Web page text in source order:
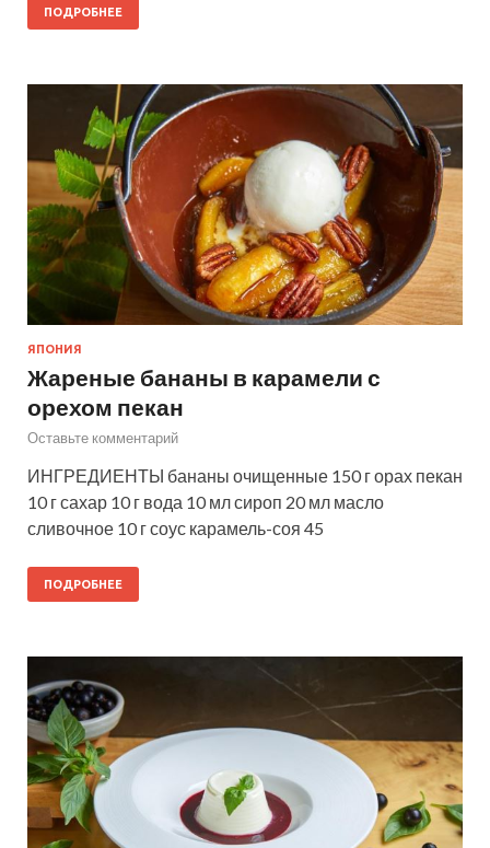
ПОДРОБНЕЕ
ЯПОНИЯ
Жареные бананы в карамели с
орехом пекан
Оставьте комментарий
ИНГРЕДИЕНТЫ бананы очищенные 150 г орах пекан
10 г сахар 10 г вода 10 мл сироп 20 мл масло
сливочное 10 г соус карамель-соя 45
ПОДРОБНЕЕ